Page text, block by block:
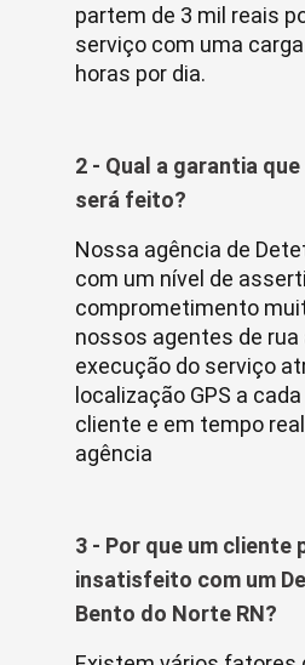
partem de 3 mil reais
serviço com uma
horas por dia.
2 - Qual a garantia
será feito?
Nossa agência de
com um nível de
comprometimento
nossos agentes de
execução do serviço
localização GPS a
cliente e em tempo
agência
3 - Por que um cliente
insatisfeito com um
Bento do Norte RN?